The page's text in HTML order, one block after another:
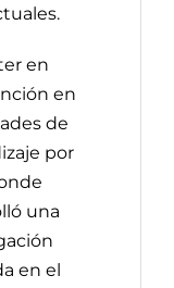
en
en
de
por
una
en el